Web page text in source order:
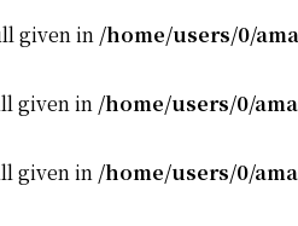
given in /home/users/0/
given in /home/users/0/
given in /home/users/0/